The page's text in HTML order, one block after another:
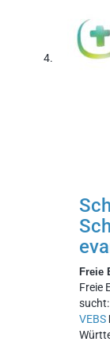
Freie
Freie
VEBS